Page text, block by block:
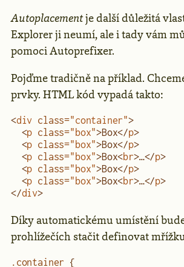
Autoplacementje další důležitá
Explorer ji neumí, ale i tady vám
pomoci Autoprefixer.
Pojďme tradičně na příklad.
prvky. HTML kód vypadá takto:
<div class="container">
  <
p class="box">Box</p>
  <
p class="box">Box</p>
  <
p class="box">Box<br>…</p>
  <
p class="box">Box</p>
  <
p class="box">Box<br>…</p>
</div>
Díky automatickému umístění
prohlížečích stačit definovat
.container {